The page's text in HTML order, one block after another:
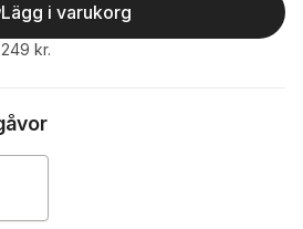
Lägg i varukorg
kr.